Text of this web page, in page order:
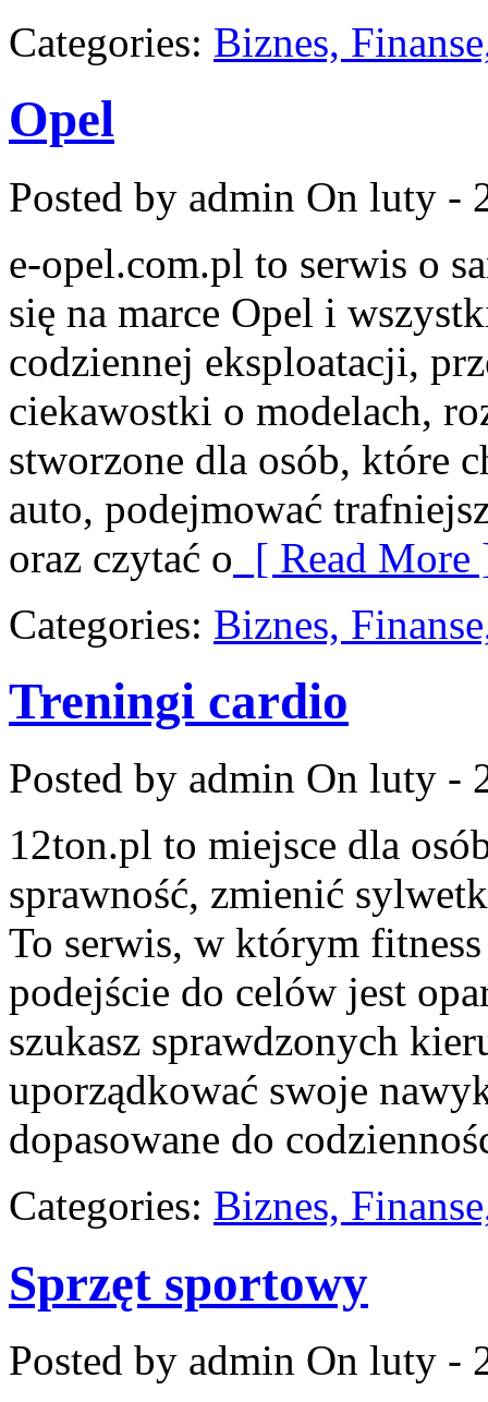
Categories: Biznes,
Opel
Posted by admin On luty -
e-opel.com.pl to serwis o
się na marce Opel i
codziennej eksploatacji,
ciekawostki o modelach,
stworzone dla osób, które
auto, podejmować
oraz czytać o [ Read More
Categories: Biznes,
Treningi cardio
Posted by admin On luty -
12ton.pl to miejsce dla
sprawność, zmienić
To serwis, w którym
podejście do celów jest
szukasz sprawdzonych
uporządkować swoje
dopasowane do
Categories: Biznes,
Sprzęt sportowy
Posted by admin On luty -